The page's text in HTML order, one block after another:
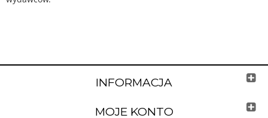
INFORMACJA
MOJE KONTO